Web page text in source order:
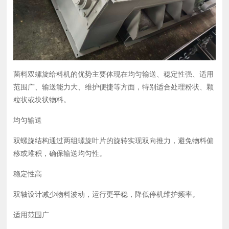
菌料双螺旋给料机的优势主要体现在均匀输送、稳定性强、适用
范围广、输送能力大、维护便捷等方面‌，特别适合处理粉状、颗
粒状或块状物料。
均匀输送
双螺旋结构通过两组螺旋叶片的旋转实现双向推力，避免物料偏
移或堆积，确保输送均匀性。 ‌
稳定性高
双轴设计减少物料波动，运行更平稳，降低停机维护频率。 ‌
适用范围广